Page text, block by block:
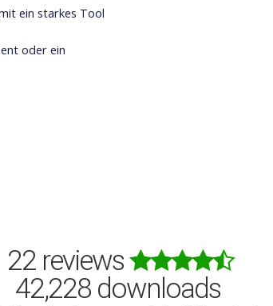
ein starkes Tool
oder ein
22 reviews
42,228 downloads